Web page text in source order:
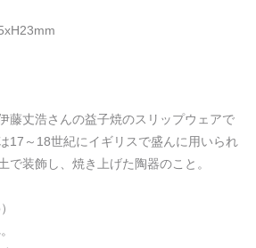
藤丈浩さんの益子焼のスリップウェアで
17～18世紀にイギリスで盛んに用いられ
で装飾し、焼き上げた陶器のこと。